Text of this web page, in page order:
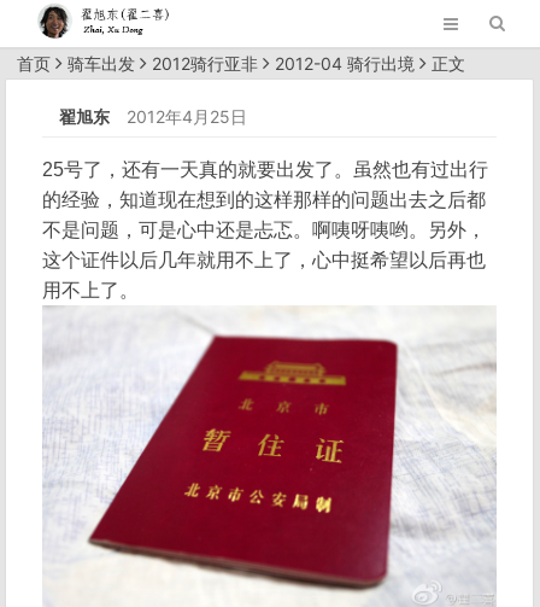
首页 骑车出发 2012骑行亚非 2012-04 骑行出境 正文
翟旭东 2012年4月25日
25号了，还有一天真的就要出发了。虽然也有过出行
的经验，知道现在想到的这样那样的问题出去之后都
不是问题，可是心中还是忐忑。啊咦呀咦哟。另外，
这个证件以后几年就用不上了，心中挺希望以后再也
用不上了。